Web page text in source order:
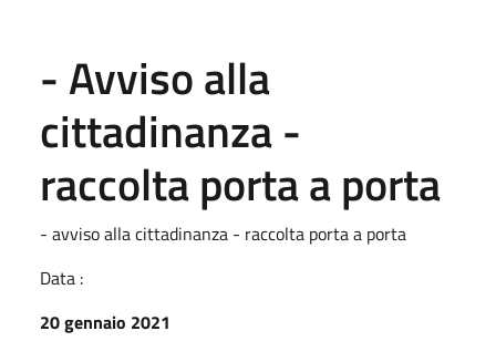
- Avviso alla
cittadinanza -
raccolta porta a porta
- avviso alla cittadinanza - raccolta porta a porta
Data :
20 gennaio 2021